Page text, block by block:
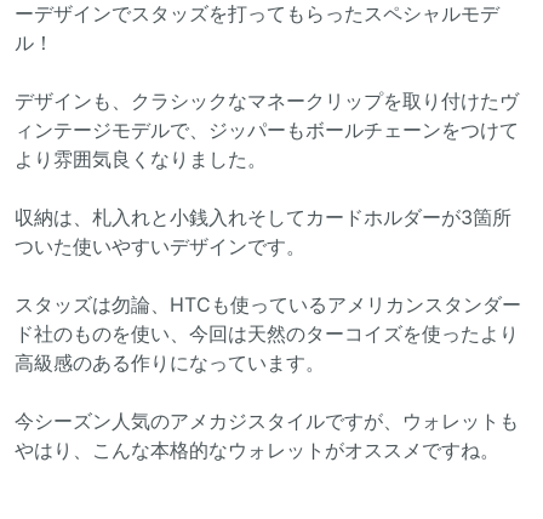
ーデザインでスタッズを打ってもらったスペシャルモデ
ル！
デザインも、クラシックなマネークリップを取り付けたヴ
ィンテージモデルで、ジッパーもボールチェーンをつけて
より雰囲気良くなりました。
収納は、札入れと小銭入れそしてカードホルダーが3箇所
ついた使いやすいデザインです。
スタッズは勿論、HTCも使っているアメリカンスタンダー
ド社のものを使い、今回は天然のターコイズを使ったより
高級感のある作りになっています。
今シーズン人気のアメカジスタイルですが、ウォレットも
やはり、こんな本格的なウォレットがオススメですね。